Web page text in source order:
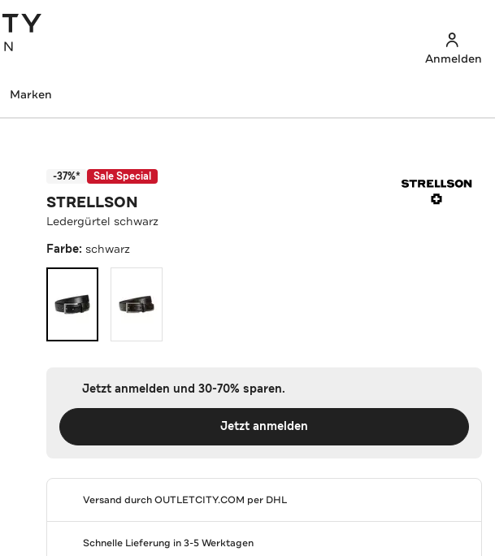
Anmelden
Marken
-37%* Sale Special
STRELLSON
Ledergürtel schwarz
Farbe: schwarz
Jetzt anmelden und 30-70% sparen.
Jetzt anmelden
Versand durchOUTLETCITY.COM per DHL
Schnelle Lieferung in 3-5 Werktagen